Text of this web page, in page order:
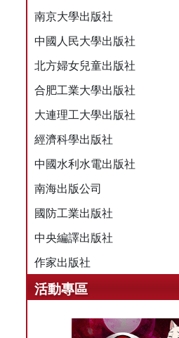
南京大學出版社
中國人民大學出版社
北方婦女兒童出版社
合肥工業大學出版社
大連理工大學出版社
經濟科學出版社
中國水利水電出版社
南海出版公司
國防工業出版社
中央編譯出版社
作家出版社
活動專區